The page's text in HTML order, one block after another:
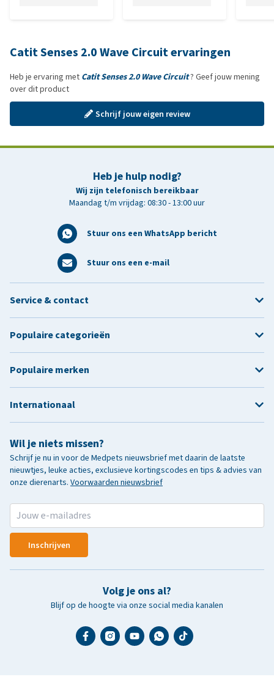
Catit Senses 2.0 Wave Circuit ervaringen
Heb je ervaring met Catit Senses 2.0 Wave Circuit? Geef jouw mening
over dit product
Schrijf jouw eigen review
Heb je hulp nodig?
Wij zijn telefonisch bereikbaar
Maandag t/m vrijdag: 08:30 - 13:00 uur
Stuur ons een WhatsApp bericht
Stuur ons een e-mail
Wil je niets missen?
Schrijf je nu in voor de Medpets nieuwsbrief met daarin de laatste
nieuwtjes, leuke acties, exclusieve kortingscodes en tips & advies van
onze dierenarts. Voorwaarden nieuwsbrief
Inschrijven
Volg je ons al?
Blijf op de hoogte via onze social media kanalen
Service & contact
Populaire categorieën
Populaire merken
Internationaal